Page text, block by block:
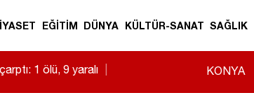
EĞİTİM DÜNYA KÜLTÜR-SANAT SAĞLIK
1 ölü, 9 yaralı